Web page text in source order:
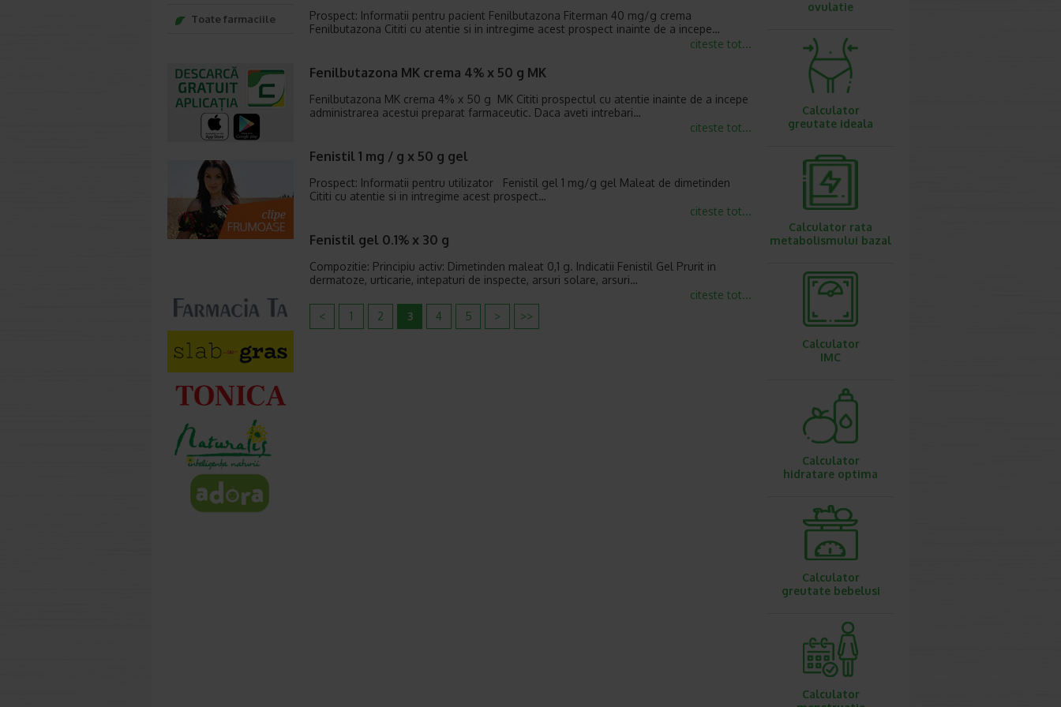
Prospect: Informatii pentru pacient Fenilbutazona Fiterman 40 mg/g crema
Fenilbutazona Cititi cu atentie si in intregime acest prospect inainte de a incepe…
citeste tot...
Fenilbutazona MK crema 4% x 50 g MK
Fenilbutazona MK crema 4% x 50 g MK Cititi prospectul cu atentie inainte de a incepe
administrarea acestui preparat farmaceutic. Daca aveti intrebari…
citeste tot...
Fenistil 1 mg / g x 50 g gel
Prospect: Informatii pentru utilizator Fenistil gel 1 mg/g gel Maleat de dimetinden
Cititi cu atentie si in intregime acest prospect…
citeste tot...
Fenistil gel 0.1% x 30 g
Compozitie: Principiu activ: Dimetinden maleat 0,1 g. Indicatii Fenistil Gel Prurit in
dermatoze, urticarie, intepaturi de inspecte, arsuri solare, arsuri…
citeste tot...
<
1 2 3 4 5 > >>
Toate farmaciile
ovulatie
Calculator
greutate ideala
Calculator rata
metabolismului bazal
Calculator
IMC
Calculator
hidratare optima
Calculator
greutate bebelusi
Calculator